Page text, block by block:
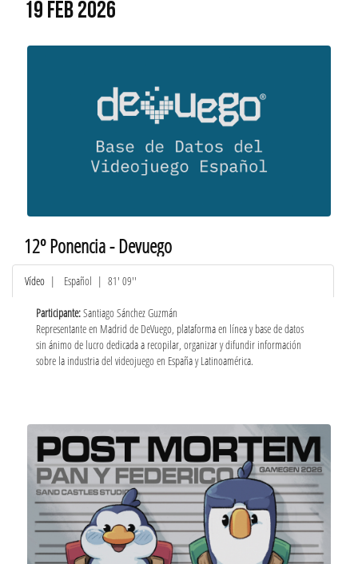
19 FEB 2026
12º Ponencia - Devuego
Vídeo | Español | 81' 09''
Participante:Santiago Sánchez Guzmán
Representante en Madrid de DeVuego, plataforma en línea y base de datos
sin ánimo de lucro dedicada a recopilar, organizar y difundir información
sobre la industria del videojuego en España y Latinoamérica.